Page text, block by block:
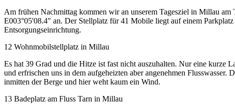
Am frühen Nachmittag kommen wir an unserem Tagesziel in Millau am
E003°05'08.4" an. Der Stellplatz für 41 Mobile liegt auf einem
Entsorgungseinrichtung.
12 Wohnmobilstellplatz in Millau
Es hat 39 Grad und die Hitze ist fast nicht auszuhalten. Nur eine kurze
und erfrischen uns in dem aufgeheizten aber angenehmen
inmitten der Berge und hier weht kaum ein Wind.
13 Badeplatz am Fluss Tarn in Millau